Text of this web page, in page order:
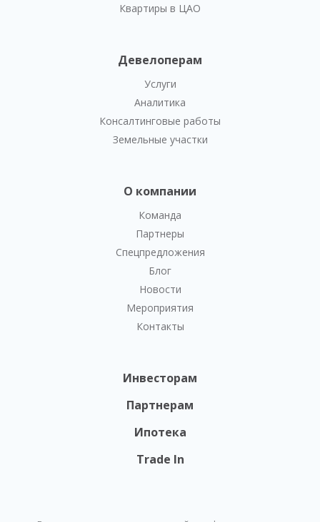
Квартиры в ЦАО
Девелоперам
Услуги
Аналитика
Консалтинговые работы
Земельные участки
О компании
Команда
Партнеры
Спецпредложения
Блог
Новости
Мероприятия
Контакты
Инвесторам
Партнерам
Ипотека
Trade In